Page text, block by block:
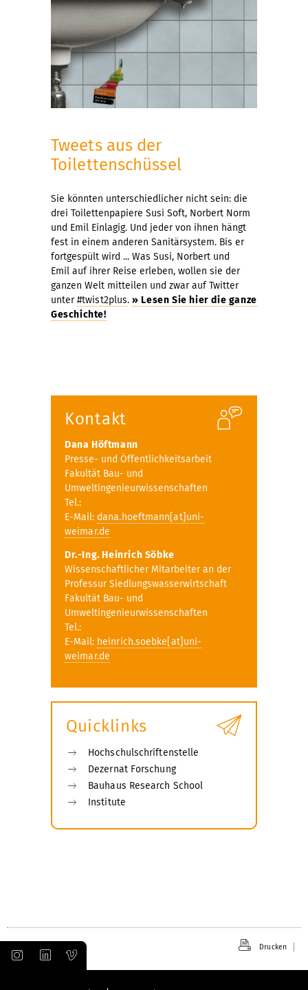
h
s
Tweets aus der
Toilettenschüssel
Sie könnten unterschiedlicher nicht sein: die
drei Toilettenpapiere Susi Soft, Norbert Norm
und Emil Einlagig. Und jeder von ihnen hängt
fest in einem anderen Sanitärsystem. Bis er
fortgespült wird ... Was Susi, Norbert und
Emil auf ihrer Reise erleben, wollen sie der
ganzen Welt mitteilen und zwar auf Twitter
unter#twist2plus.» Lesen Sie hier die ganze
Geschichte!
Kontakt
Dana Höftmann
Presse- und Öffentlichkeitsarbeit
Fakultät Bau- und
Umweltingenieurwissenschaften
Tel.:
E-Mail: dana.hoeftmann[at]uni-
weimar.de
Dr.-Ing. Heinrich Söbke
Wissenschaftlicher Mitarbeiter an der
Professur Siedlungswasserwirtschaft
Fakultät Bau- und
Umweltingenieurwissenschaften
Tel.:
E-Mail: heinrich.soebke[at]uni-
weimar.de
Quicklinks
Hochschulschriftenstelle
Dezernat Forschung
Bauhaus Research School
Institute
Drucken